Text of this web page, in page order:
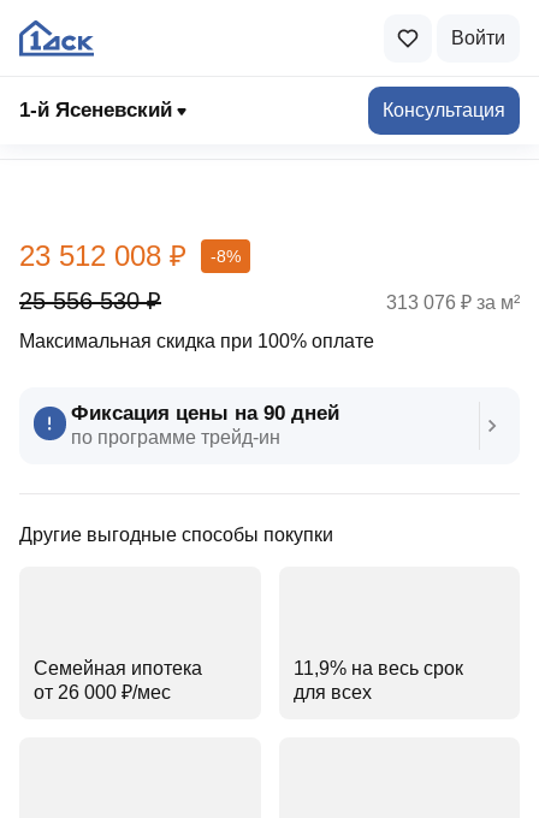
Войти
1-й Ясеневский Консультация
Выбрать квартиру
25 556 530 ₽
23 512 008 ₽ -8%
Максимальная скидка при 100% оплате
Фиксация цены на 90 дней
по программе трейд‑ин
Другие выгодные способы покупки
Семейная ипотека
от 26 000 ₽⁠/⁠мес
11,9% на весь срок
для всех
313 076 ₽ за м²